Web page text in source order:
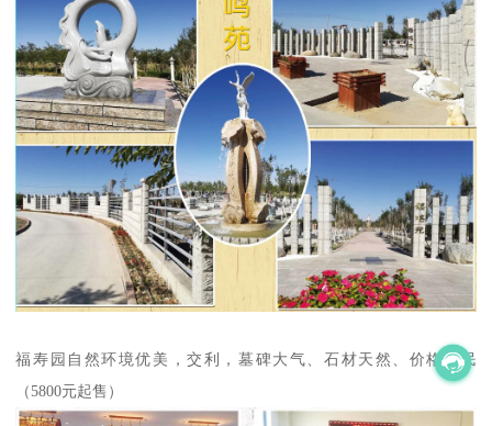
福寿园自然环境优美，交利，墓碑大气、石材天然、价格亲民
（5800元起售）